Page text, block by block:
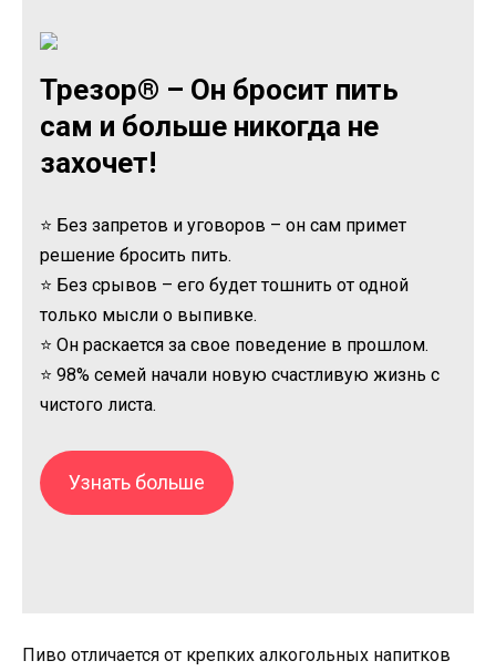
Трезор® – Он бросит пить
сам и больше никогда не
захочет!
⭐ Без запретов и уговоров – он сам примет
решение бросить пить.
⭐ Без срывов – его будет тошнить от одной
только мысли о выпивке.
⭐ Он раскается за свое поведение в прошлом.
⭐ 98% семей начали новую счастливую жизнь с
чистого листа.
Узнать больше
Пиво отличается от крепких алкогольных напитков